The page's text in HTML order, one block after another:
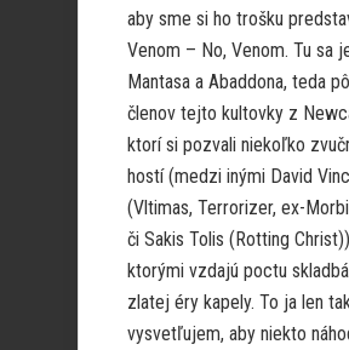
aby sme si ho trošku
Venom – No, Venom. Tu sa
Mantasa a Abaddona, teda
členov tejto kultovky z
ktorí si pozvali niekoľko
hostí (medzi inými David
(Vltimas, Terrorizer, ex-
či Sakis Tolis (Rotting
ktorými vzdajú poctu
zlatej éry kapely. To ja len
vysvetľujem, aby niekto